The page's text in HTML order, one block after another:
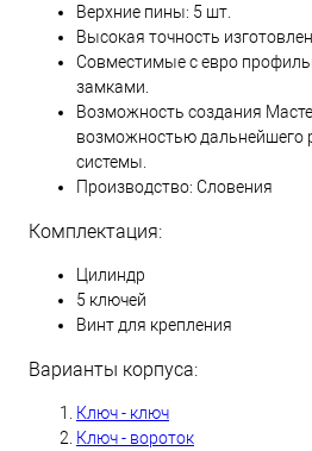
Верхние пины: 5 шт.
Высокая точность
Совместимые с евро
замками.
Возможность создания
возможностью дальнейшего
системы.
Производство: Словения
Комплектация:
Цилиндр
5 ключей
Винт для крепления
Варианты корпуса:
Ключ - ключ
Ключ - вороток